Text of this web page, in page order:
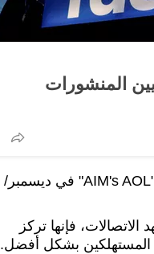
المنشورات
وكانت الشركة أغلقت في وقت سابق تطبيق التراسل "AIM's AOL" في ديسمبر/
فإنها تركز
المستهلكين بشكل أفضل.